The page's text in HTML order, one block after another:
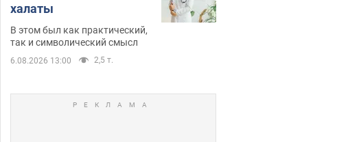
халаты
В этом был как практический,
так и символический смысл
6.08.2026 13:00 2,5 т.